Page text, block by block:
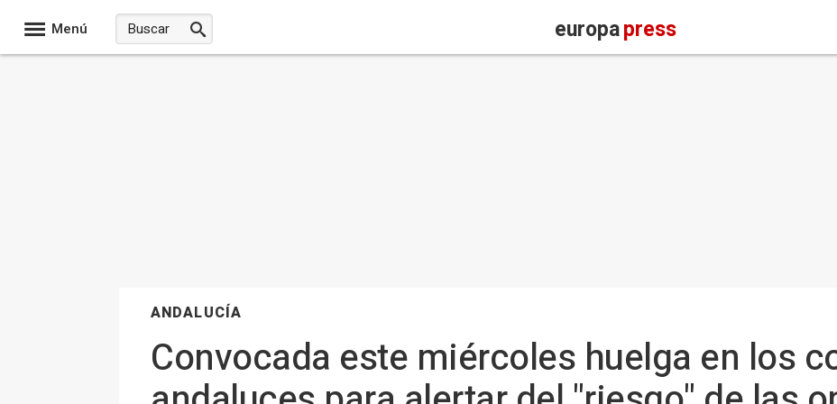
Menú europapress
ANDALUCÍA
Convocada este miércoles huelga en los